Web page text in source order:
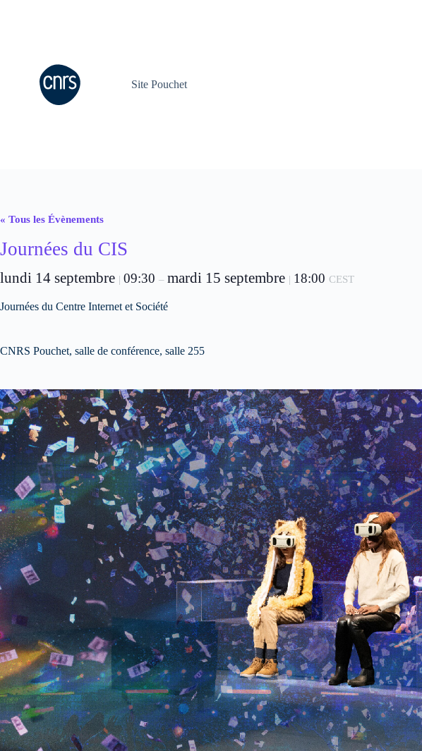
Site Pouchet
« Tous les Évènements
Journées du CIS
lundi 14 septembre | 09:30 – mardi 15 septembre | 18:00 CEST
Journées du Centre Internet et Société
CNRS Pouchet, salle de conférence, salle 255